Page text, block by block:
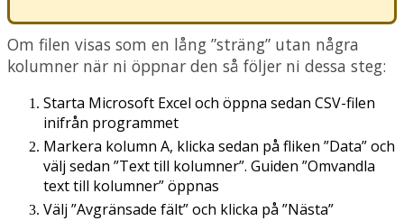
Om filen visas som en lång ”sträng” utan några
kolumner när ni öppnar den så följer ni dessa steg:
Starta Microsoft Excel och öppna sedan CSV-filen
inifrån programmet
Markera kolumn A, klicka sedan på fliken ”Data”och
välj sedan ”Texttill kolumner”. Guiden ”Omvandla
texttill kolumner”öppnas
Välj ”Avgränsade fält”och klicka på ”Nästa”